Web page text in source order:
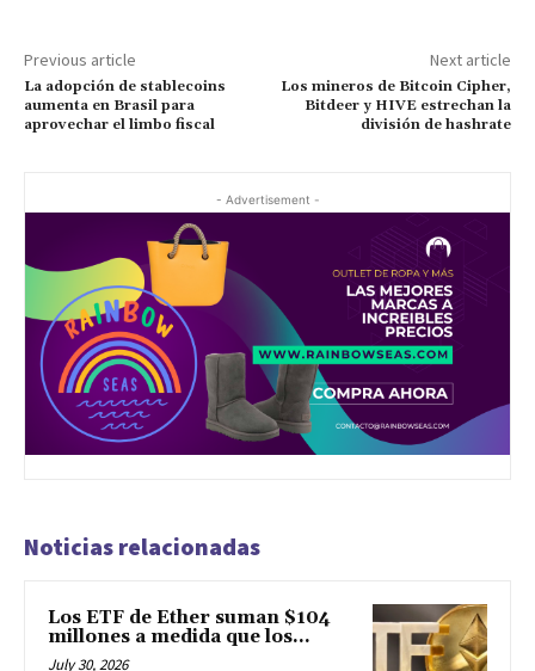
Previous article
La adopción de stablecoins
aumenta en Brasil para
aprovechar el limbo fiscal
Next article
Los mineros de Bitcoin Cipher,
Bitdeer y HIVE estrechan la
división de hashrate
- Advertisement -
Noticias relacionadas
Los ETF de Ether suman $104
millones a medida que los...
July 30, 2026